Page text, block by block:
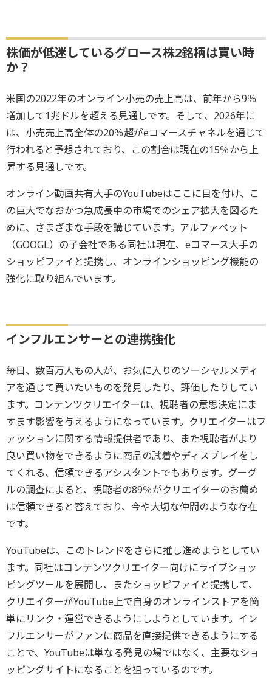
株価が低迷しているグロース株2銘柄は買い時
か？
米国の2022年のオンライン小売の売上高は、前年から9％
増加して1兆ドルを超える見通しです。そして、2026年に
は、小売売上高全体の20％超がeコマースチャネルを通じて
行われると予想されており、この割合は現在の15％から上
昇する見通しです。
オンライン動画共有大手のYouTubeはここに目を付け、こ
の巨大でなおかつ急成長中の市場でのシェア拡大を図るた
めに、さまざまな手段を講じています。アルファベット
（GOOGL）の子会社である同社は現在、eコマース大手の
ショッピファイと提携し、オンラインショッピング機能の
強化に取り組んでいます。
インフルエンサーとの連携強化
毎日、数百万人もの人が、お気に入りのソーシャルメディ
アを通じて買いたいものを発見したり、評価したりしてい
ます。コンテンツクリエイターは、視聴者の意思決定にま
すます影響を与えるようになっています。クリエイターはフ
ァッションに関する情報提供者であり、また視聴者がより
良い買い物をできるように商品の試着やディスプレイをし
てくれる、信頼できるアシスタントでもあります。グーグ
ルの調査によると、視聴者の89％がクリエイターのお薦め
は信頼できると答えており、今や大切な仲間のような存在
です。
YouTubeは、このトレンドをさらに推し進めようとしてい
ます。同社はコンテンツクリエイター向けにライブショッ
ピングツールを展開し、またショッピファイと提携して、
クリエイターがYouTube上で自身のオンラインストアを簡
単にリンク・運営できるようにしようとしています。イン
フルエンサーがファンに商品を直接提供できるようにする
ことで、YouTubeは単なる発見の場ではなく、主要なショ
ッピングサイトになることを狙っているのです。